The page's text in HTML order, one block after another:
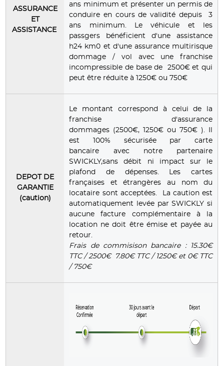
ASSURANCE
ET
ASSISTANCE
ans minimum et présenter un permis de
conduire en cours de validité depuis 3
ans minimum. Le véhicule et les
passgers bénéficient d'une assistance
h24 km0 et d'une assurance multirisque
dommage / vol avec une franchise
incompressible de base de 2500€ et qui
peut être réduite à 1250€ ou 750€
DEPOT DE
GARANTIE
(caution)
Le montant correspond à celui de la
franchise d'assurance
dommages (2500€, 1250€ ou 750€ ). Il
est 100% sécurisée par carte
bancaire avec notre partenaire
SWICKLY,sans débit ni impact sur le
plafond de dépenses. Les cartes
françaises et étrangères au nom du
locataire sont acceptées. La caution est
automatiquement levée par SWICKLY si
aucune facture complémentaire à la
location ne doit être émise et payée au
retour.
Frais de commisison bancaire : 15.30€
TTC / 2500€ 7.80€ TTC / 1250€ et 0€ TTC
/ 750€